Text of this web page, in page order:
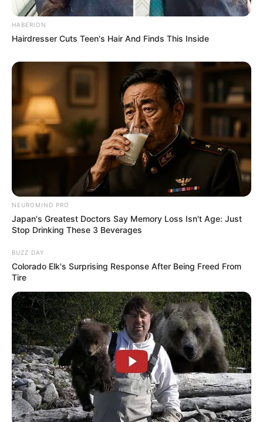
Beby Tsabina Salshabilla Adriani
TULIS KOMENTAR
Alamat email Anda tidak akan dipublikasikan. Ruas yang wajib ditandai*
HABERION
Hairdresser Cuts Teen's Hair And Finds This Inside
NEUROMIND PRO
Japan's Greatest Doctors Say Memory Loss Isn't Age: Just
Stop Drinking These 3 Beverages
BUZZ DAY
Colorado Elk's Surprising Response After Being Freed From
Tire